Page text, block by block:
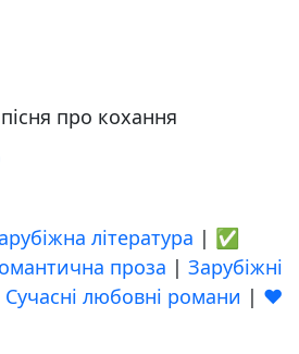
про кохання
література | ✅
проза | Зарубіжні
Сучасні любовні романи | ❤️